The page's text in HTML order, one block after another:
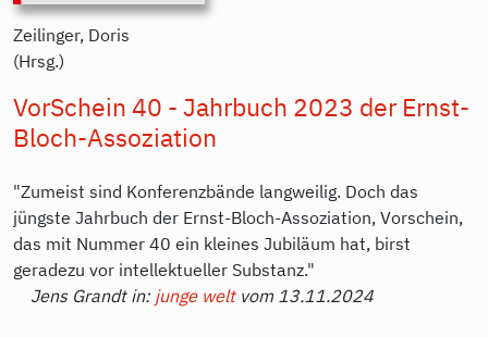
Zeilinger, Doris
(Hrsg.)
VorSchein 40 - Jahrbuch 2023 der Ernst-
Bloch-Assoziation
"Zumeist sind Konferenzbände langweilig. Doch das
jüngste Jahrbuch der Ernst-Bloch-Assoziation, Vorschein,
das mit Nummer 40 ein kleines Jubiläum hat, birst
geradezu vor intellektueller Substanz."
Jens Grandt in: junge weltvom 13.11.2024